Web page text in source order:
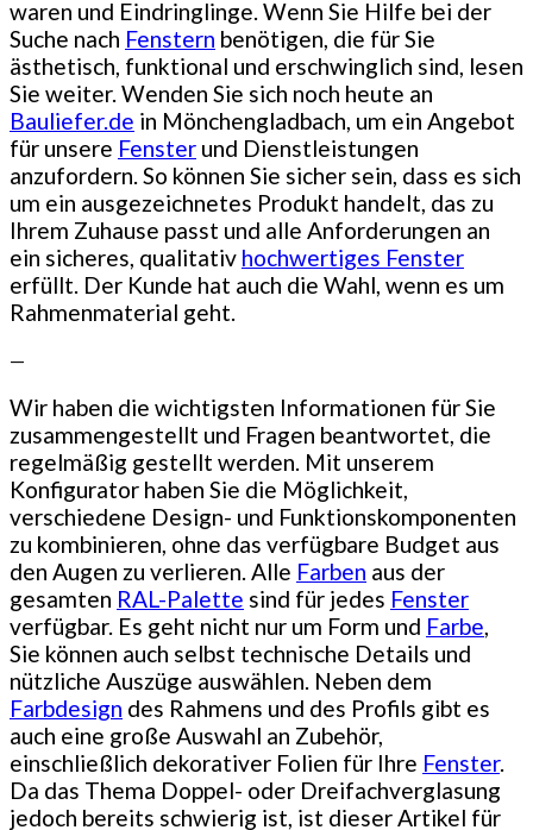
waren und Eindringlinge. Wenn Sie Hilfe bei der
Suche nach Fenstern benötigen, die für Sie
ästhetisch, funktional und erschwinglich sind, lesen
Sie weiter. Wenden Sie sich noch heute an
Bauliefer.de in Mönchengladbach, um ein Angebot
für unsere Fenster und Dienstleistungen
anzufordern. So können Sie sicher sein, dass es sich
um ein ausgezeichnetes Produkt handelt, das zu
Ihrem Zuhause passt und alle Anforderungen an
ein sicheres, qualitativ hochwertiges Fenster
erfüllt. Der Kunde hat auch die Wahl, wenn es um
Rahmenmaterial geht.
—
Wir haben die wichtigsten Informationen für Sie
zusammengestellt und Fragen beantwortet, die
regelmäßig gestellt werden. Mit unserem
Konfigurator haben Sie die Möglichkeit,
verschiedene Design- und Funktionskomponenten
zu kombinieren, ohne das verfügbare Budget aus
den Augen zu verlieren. Alle Farben aus der
gesamten RAL-Palette sind für jedes Fenster
verfügbar. Es geht nicht nur um Form und Farbe,
Sie können auch selbst technische Details und
nützliche Auszüge auswählen. Neben dem
Farbdesign des Rahmens und des Profils gibt es
auch eine große Auswahl an Zubehör,
einschließlich dekorativer Folien für Ihre Fenster.
Da das Thema Doppel- oder Dreifachverglasung
jedoch bereits schwierig ist, ist dieser Artikel für